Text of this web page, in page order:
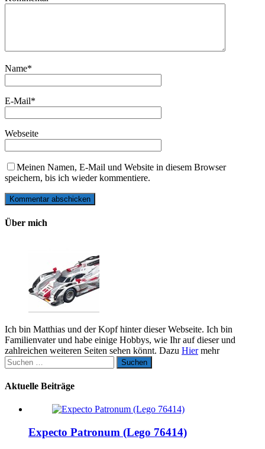
Name*
E-Mail*
Webseite
Meinen Namen, E-Mail und Website in diesem Browser
speichern, bis ich wieder kommentiere.
Über mich
Ich bin Matthias und der Kopf hinter dieser Webseite. Ich bin
Familienvater und habe einige Hobbys, wie Ihr auf dieser und
zahlreichen weiteren Seiten sehen könnt. Dazu Hiermehr
Suchen
nach:
Aktuelle Beiträge
Expecto Patronum (Lego 76414)